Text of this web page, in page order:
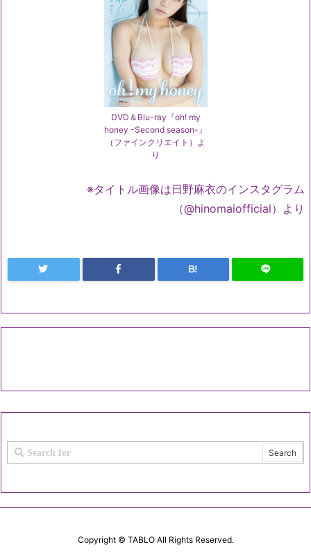
DVD＆Blu-ray『oh! my
honey -Second season-』
（ファインクリエイト）よ
り
※タイトル画像は日野麻衣のインスタグラム
（@hinomaiofficial）より
B!
Copyright © TABLOAll Rights Reserved.